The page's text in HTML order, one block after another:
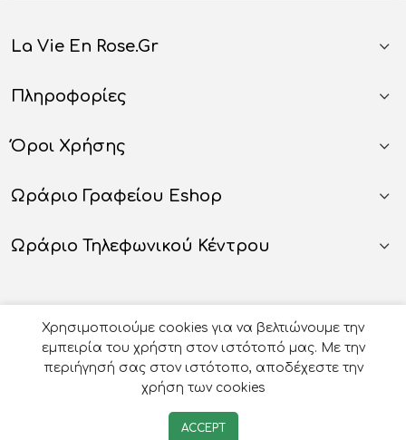
La Vie En Rose.gr
Πληροφορίες
Όροι Χρήσης
Ωράριο Γραφείου Eshop
Ωράριο Τηλεφωνικού Κέντρου
Οργάνωση Γάμου Βάπτισης - La Vie en Rose
Developed by e-avenue
Χρησιμοποιούμε cookies για να βελτιώνουμε την
εμπειρία του χρήστη στον ιστότοπό μας. Με την
περιήγησή σας στον ιστότοπο, αποδέχεστε την
χρήση των cookies
ACCEPT